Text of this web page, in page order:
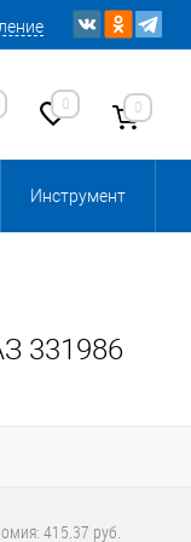
0 0
Инструмент
331986
415.37 руб.